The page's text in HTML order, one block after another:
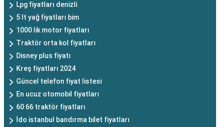
Lpg fiyatları denizli
5 lt yağ fiyatları bim
1000 lik motor fiyatları
Traktör orta kol fiyatları
Disney plus fiyatı
Kreş fiyatları 2024
Güncel telefon fiyat listesi
En ucuz otomobil fiyatları
60 66 traktör fiyatları
İdo istanbul bandırma bilet fiyatları